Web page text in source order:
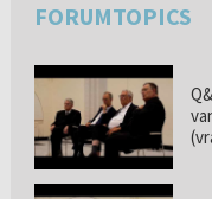
FORUMTOPICS